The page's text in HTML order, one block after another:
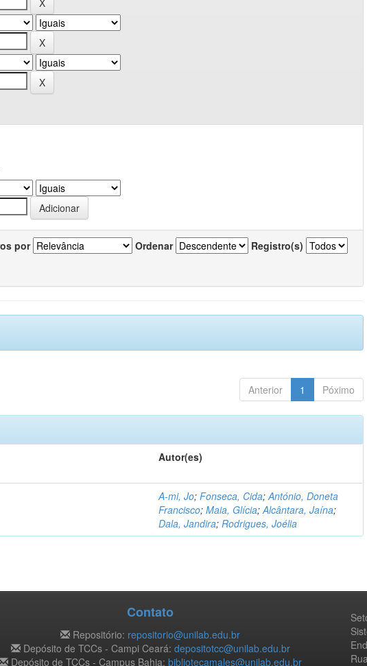
por Ordenar Registro(s)
Anterior 1 Póximo
Autor(es)
A-mi, Jo;Fonseca, Cida;António, Doneta
Francisco;Maia, Glícia;Alcântara, Jaína;
Dala, Jandira;Rodrigues, Joélia
Contato
Repositório: repositorio@unilab.edu.br
Depósito de TCCs - Campi Ceará: depositotcc@unilab.edu.br
Depósito de TCCs - Campus Bahia: bibliotecamales@unilab.edu.br